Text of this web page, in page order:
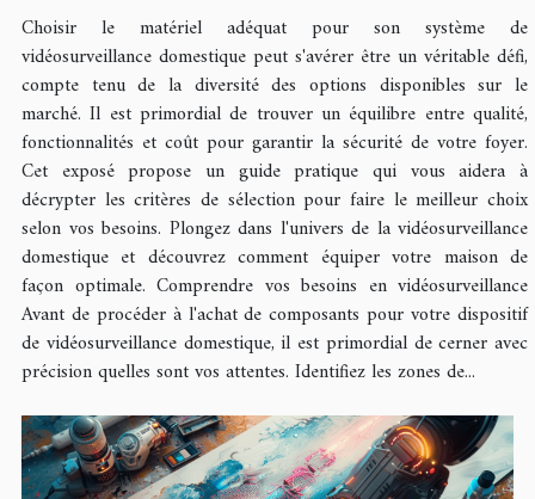
Choisir le matériel adéquat pour son système de
vidéosurveillance domestique peut s'avérer être un véritable défi,
compte tenu de la diversité des options disponibles sur le
marché. Il est primordial de trouver un équilibre entre qualité,
fonctionnalités et coût pour garantir la sécurité de votre foyer.
Cet exposé propose un guide pratique qui vous aidera à
décrypter les critères de sélection pour faire le meilleur choix
selon vos besoins. Plongez dans l'univers de la vidéosurveillance
domestique et découvrez comment équiper votre maison de
façon optimale. Comprendre vos besoins en vidéosurveillance
Avant de procéder à l'achat de composants pour votre dispositif
de vidéosurveillance domestique, il est primordial de cerner avec
précision quelles sont vos attentes. Identifiez les zones de...